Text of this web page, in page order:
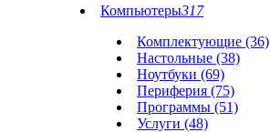
Компьютеры317
Комплектующие (36)
Настольные (38)
Ноутбуки (69)
Периферия (75)
Программы (51)
Услуги (48)